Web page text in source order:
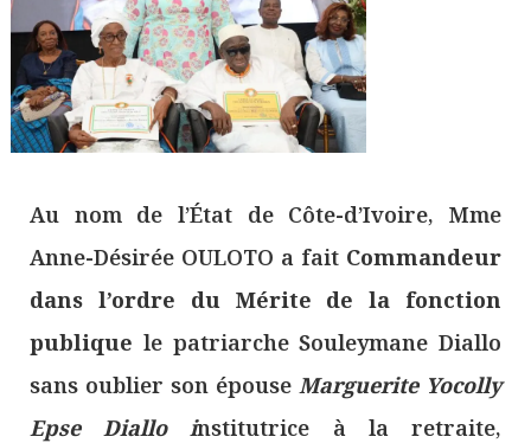
Au nom de l’État de Côte-d’Ivoire, Mme
Anne-Désirée OULOTO a fait Commandeur
dans l’ordre du Mérite de la fonction
publique le patriarche Souleymane Diallo
sans oublier son épouse Marguerite Yocolly
Epse Diallo institutrice à la retraite,